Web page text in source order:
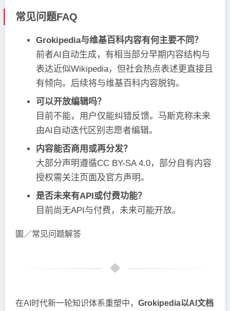
常见问题FAQ
Grokipedia与维基百科内容有何主要不同？
前者AI自动生成，有相当部分早期内容结构与
表达近似Wikipedia，但社会热点表述更直接且
有倾向。后续将与维基百科内容脱钩。
可以开放编辑吗？
目前不能，用户仅能纠错反馈。马斯克称未来
由AI自动迭代区别志愿者编辑。
内容能否商用或再分发？
大部分声明遵循CC BY-SA 4.0，部分自有内容
授权需关注页面及官方声明。
是否未来有API或付费功能？
目前尚无API与付费，未来可能开放。
圖／常见问题解答
在AI时代新一轮知识体系重塑中， Grokipedia以AI文档